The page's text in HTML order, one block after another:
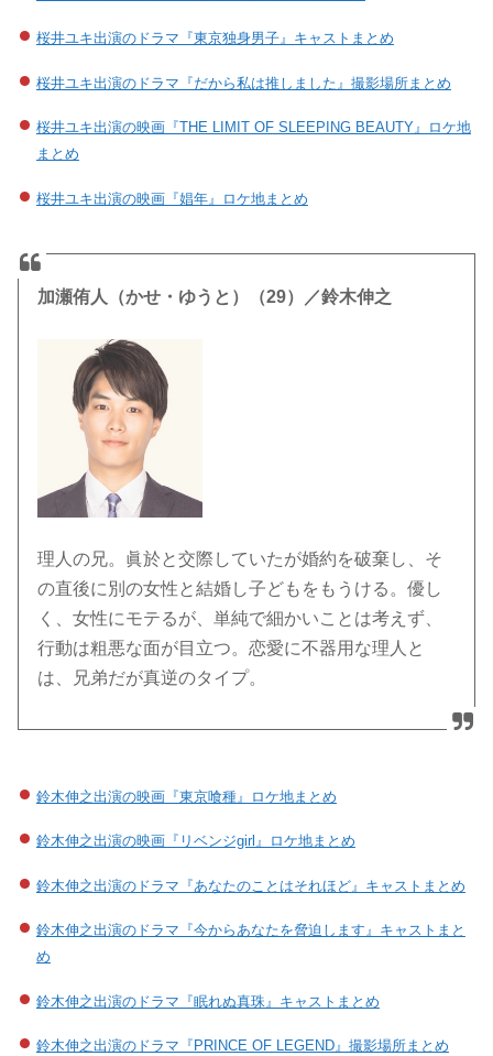
桜井ユキ出演のドラマ『東京独身男子』キャストまとめ
桜井ユキ出演のドラマ『だから私は推しました』撮影場所まとめ
桜井ユキ出演の映画『THE LIMIT OF SLEEPING BEAUTY』ロケ地
まとめ
桜井ユキ出演の映画『娼年』ロケ地まとめ
加瀬侑人（かせ・ゆうと）（29）／鈴木伸之
理人の兄。眞於と交際していたが婚約を破棄し、そ
の直後に別の女性と結婚し子どもをもうける。優し
く、女性にモテるが、単純で細かいことは考えず、
行動は粗悪な面が目立つ。恋愛に不器用な理人と
は、兄弟だが真逆のタイプ。
鈴木伸之出演の映画『東京喰種』ロケ地まとめ
鈴木伸之出演の映画『リベンジgirl』ロケ地まとめ
鈴木伸之出演のドラマ『あなたのことはそれほど』キャストまとめ
鈴木伸之出演のドラマ『今からあなたを脅迫します』キャストまと
め
鈴木伸之出演のドラマ『眠れぬ真珠』キャストまとめ
鈴木伸之出演のドラマ『PRINCE OF LEGEND』撮影場所まとめ